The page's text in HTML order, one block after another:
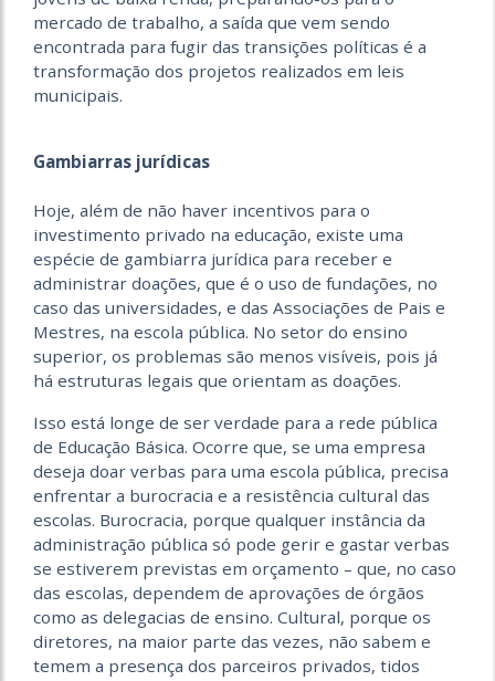
mercado de trabalho, a saída que vem sendo
encontrada para fugir das transições políticas é a
transformação dos projetos realizados em leis
municipais.
Gambiarras jurídicas
Hoje, além de não haver incentivos para o
investimento privado na educação, existe uma
espécie de gambiarra jurídica para receber e
administrar doações, que é o uso de fundações, no
caso das universidades, e das Associações de Pais e
Mestres, na escola pública. No setor do ensino
superior, os problemas são menos visíveis, pois já
há estruturas legais que orientam as doações.
Isso está longe de ser verdade para a rede pública
de Educação Básica. Ocorre que, se uma empresa
deseja doar verbas para uma escola pública, precisa
enfrentar a burocracia e a resistência cultural das
escolas. Burocracia, porque qualquer instância da
administração pública só pode gerir e gastar verbas
se estiverem previstas em orçamento – que, no caso
das escolas, dependem de aprovações de órgãos
como as delegacias de ensino. Cultural, porque os
diretores, na maior parte das vezes, não sabem e
temem a presença dos parceiros privados, tidos